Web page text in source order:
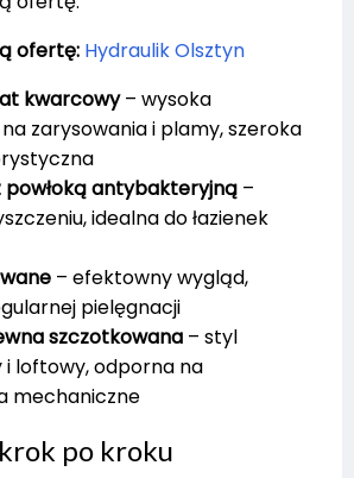
ofertę: Hydraulik Olsztyn
kwarcowy– wysoka
zarysowania i plamy, szeroka
powłoką antybakteryjną –
idealna do łazienek
– efektowny wygląd,
pielęgnacji
szczotkowana – styl
i loftowy, odporna na
mechaniczne
po kroku